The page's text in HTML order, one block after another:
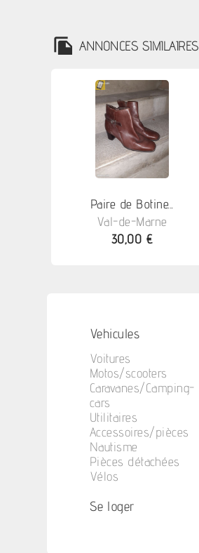
ANNONCES SIMILAIRES
Paire de Botine...
Val-de-Marne
30,00 €
Vehicules
Voitures
Motos/scooters
Caravanes/Camping-
cars
Utilitaires
Accessoires/pièces
Nautisme
Pièces détachées
Vélos
Se loger